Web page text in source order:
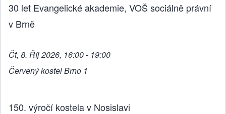
30 let Evangelické akademie, VOŠ sociálně právní
v Brně
Čt, 8. Říj 2026, 16:00 - 19:00
Červený kostel Brno 1
150. výročí kostela v Nosislavi